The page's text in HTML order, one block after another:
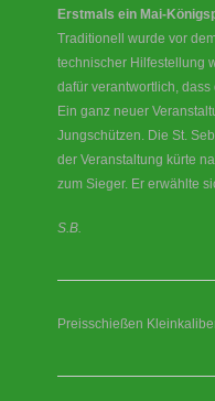
Erstmals ein Mai-
Traditionell wurde vor
technischer Hilfestellung
dafür verantwortlich,
Ein ganz neuer
Jungschützen. Die St.
der Veranstaltung kürte
zum Sieger. Er erwählte
S.B.
Preisschießen